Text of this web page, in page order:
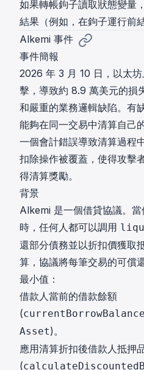
如果轉帳鉤子讀取狀態變量
結果（例如，在鉤子運行前
Alkemi 事件
事件簡報
2026 年 3 月 10 日，以太
擊，導致約 8.9 萬美元的損
和嚴重的業務邏輯缺陷。有
能夠在同一交易中清算自己
一個會計錯誤導致清算過程
扣除操作被覆蓋，使得攻擊
得清算獎勵。
背景
Alkemi 是一個借貸協議。
時，任何人都可以調用
還部分債務並以折扣價獲取
算，協議將每筆交易的可償
最小值：
借款人當前的借款餘額
(
Asset)。
應用清算折扣後借款人抵押
(